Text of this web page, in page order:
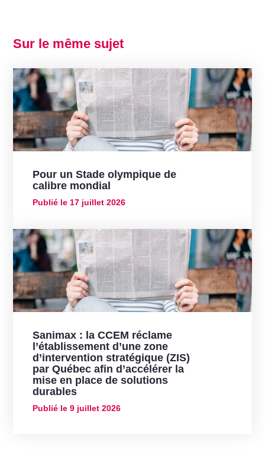
Sur le même sujet
Pour un Stade olympique de
calibre mondial
Publié le17 juillet 2026
Sanimax : la CCEM réclame
l’établissement d’une zone
d’intervention stratégique (ZIS)
par Québec afin d’accélérer la
mise en place de solutions
durables
Publié le9 juillet 2026